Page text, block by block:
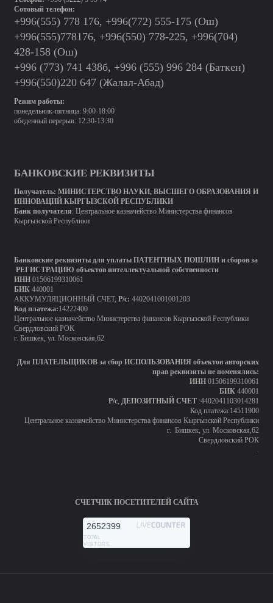
Сотовый телефон:
+996(555) 778 176, +996(772) 555-175 (Ош)
+996(555)778176, +996(550) 778-225, +996(704)
428-158 (Ош)
+996 (773) 741 438б, +996 (555) 996 284 (Баткен)
+996(550)220 647 (Жалал-Абад)
Режим работы:
понедельник-пятница: 9:00-18:00
обеденный перерыв: 12:30-13:30
БАНКОВСКИЕ РЕКВИЗИТЫ
Получатель: МИНИСТЕРСТВО НАУКИ, ВЫСШЕГО ОБРАЗОВАНИЯ И
ИННОВАЦИЙ КЫРГЫЗСКОЙ РЕСПУБЛИКИ
Банк получателя: Центральное казначейство Министерства финансов
Кыргызской Республики
Банковские реквизиты для уплаты ПАТЕНТНЫХ ПОШЛИН и сборов за
РЕГИСТРАЦИЮ объектов интеллектуальной собственности
ИНН01506199310061
БИК440001
АККУМУЛЯЦИОННЫЙ СЧЕТ,Р/с: 4402041001001203
Код платежа:14222400
Центральное казначейство Министерства финансов Кыргызской Республики
Свердловский РОК
г. Бишкек, ул. Московская,62
Для ПЛАТЕЛЬЩИКОВ за сбор ИСПОЛЬЗОВАНИЯ объектов авторских
прав реквизиты не поменялись:
ИНН 01506199310061
БИК 440001
Р/с, ДЕПОЗИТНЫЙ СЧЕТ:4402041103014281
Код платежа:14511900
Центральное казначейство Министерства финансов Кыргызской Республики
г. Бишкек, ул. Московская,62
Свердловский РОК
СЧЕТЧИК ПОСЕТИТЕЛЕЙ САЙТА
2652399
TOTAL
VISITORS